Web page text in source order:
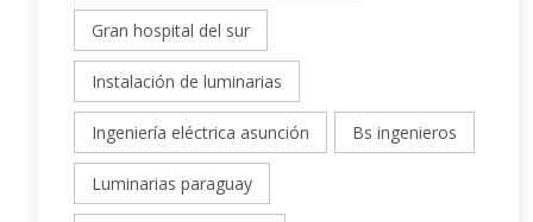
Gran hospital del sur
Instalación de luminarias
Ingeniería eléctrica asunción Bs ingenieros
Luminarias paraguay